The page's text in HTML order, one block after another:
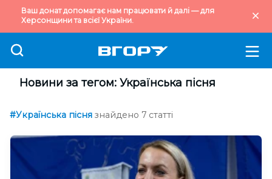
Ваш донат допомагає нам працювати й далі — для
Херсонщини та всієї України.
Новини за тегом: Українська пісня
#Українська пісня знайдено 7 статті